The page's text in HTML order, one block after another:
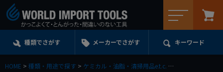
種類でさがす メーカーでさがす キーワード
HOME 種類・用途で探す ケミカル・油脂・清掃用品e.t.c.